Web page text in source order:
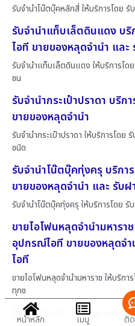
รับจำนำโน๊ตบุ๊คหลักสี่ ให้บริการโดย
รับจำนำแท็บเล็ตดินแดง บ
ไอที ขายของหลุดจำนำ แล
รับจำนำแท็บเล็ตดินแดง ให้บริการโด
ชน
รับจำนำกระเป๋าปราดา บริ
ขายของหลุดจำนำ
รับจำนำกระเป๋าปราดา ให้บริการโดย
ชนิด
รับจำนำโน๊ตบุ๊คทุ่งครุ บริก
ขายของหลุดจำนำ และ รับ
รับจำนำโน๊ตบุ๊คทุ่งครุ ให้บริการโดย
ขายไอโฟนหลุดจำนำมหารา
อุปกรณ์ไอที ขายของหลุดจ
ไอที
ขายไอโฟนหลุดจำนำมหาราช ให้บริก
ทุกช
รับซื้อกระเป๋า Prada บริก
หน้าหลัก เมนู ติ